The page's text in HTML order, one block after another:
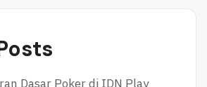
Dasar Poker di IDN Play